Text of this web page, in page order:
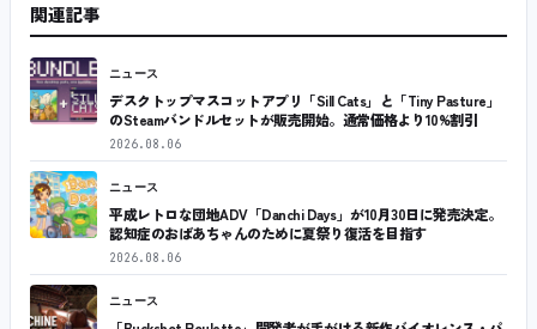
関連記事
ニュース
デスクトップマスコットアプリ「Sill Cats」と「Tiny Pasture」
のSteamバンドルセットが販売開始。通常価格より10%割引
2026.08.06
ニュース
平成レトロな団地ADV「Danchi Days」が10月30日に発売決定。
認知症のおばあちゃんのために夏祭り復活を目指す
2026.08.06
ニュース